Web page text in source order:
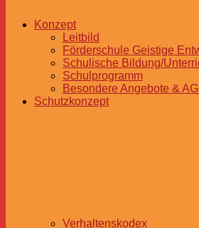
Konzept
Leitbild
Förderschule Geistige
Schulische Bildung/
Schulprogramm
Besondere Angebote &
Schutzkonzept
Verhaltenskodex